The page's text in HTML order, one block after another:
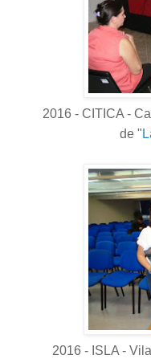
2016 - CITICA -
de "
2016 - ISLA -